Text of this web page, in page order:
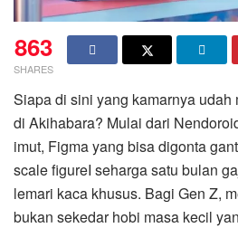
863
SHARES
Siapa di sini yang kamarnya udah
di Akihabara? Mulai dari
imut, Figma yang bisa digonta
scale figureI seharga satu bulan
lemari kaca khusus. Bagi Gen Z,
bukan sekedar hobi masa kecil